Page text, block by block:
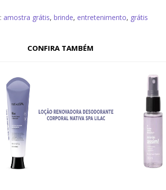
amostra grátis, brinde, entretenimento, grátis
CONFIRA TAMBÉM